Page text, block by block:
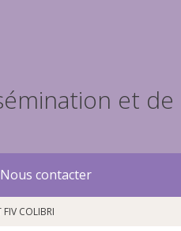
Nous contacter